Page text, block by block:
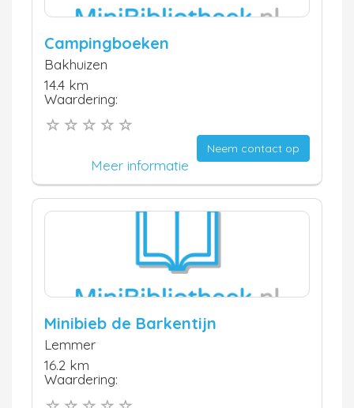
Campingboeken
Bakhuizen
14.4 km
Waardering:
Neem contact op
Meer informatie
Minibieb de Barkentijn
Lemmer
16.2 km
Waardering: